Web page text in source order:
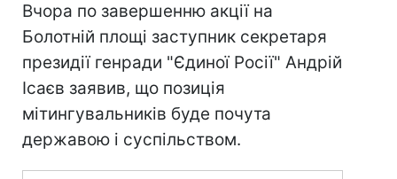
Вчора по завершенню акції на
Болотній площі заступник секретаря
президії генради "Єдиної Росії" Андрій
Ісаєв заявив, що позиція
мітингувальників буде почута
державою і суспільством.